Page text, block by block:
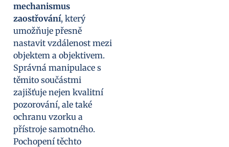
mechanismus
zaostřování, který
umožňuje přesně
nastavit vzdálenost mezi
objektem a objektivem.
Správná manipulace s
těmito součástmi
zajišťuje nejen kvalitní
pozorování, ale také
ochranu vzorku a
přístroje samotného.
Pochopení těchto